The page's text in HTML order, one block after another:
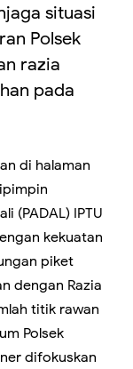
situasi
Polsek
razia
pada
di halaman
(PADAL) IPTU
kekuatan
piket
dengan Razia
titik rawan
Polsek
difokuskan